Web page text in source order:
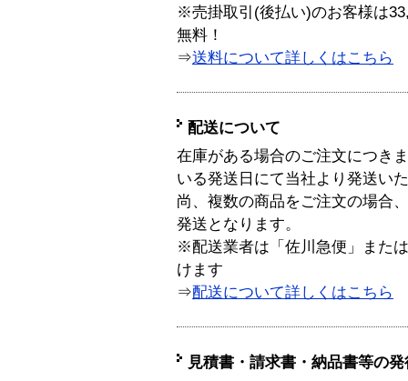
※売掛取引(後払い)のお客様は
無料！
⇒送料について詳しくはこちら
配送について
在庫がある場合のご注文につき
いる発送日にて当社より発送い
尚、複数の商品をご注文の場合
発送となります。
※配送業者は「佐川急便」また
けます
⇒配送について詳しくはこちら
見積書・請求書・納品書等の